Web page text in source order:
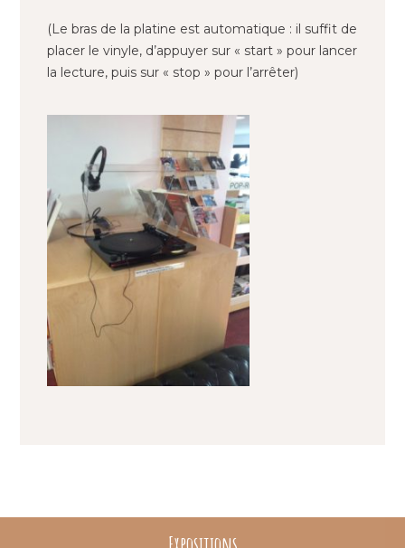
(Le bras de la platine est automatique : il suffit de
placer le vinyle, d’appuyer sur « start » pour lancer
la lecture, puis sur « stop » pour l’arrêter)